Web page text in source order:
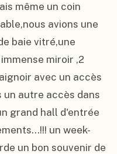
même un coin
avions une
baie vitré,une
miroir ,2
avec un accès
un autre accès dans
grand hall d'entrée
un week-
un bon souvenir de